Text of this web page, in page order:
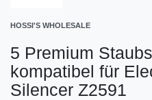
HOSSI'S WHOLESALE
5 Premium
kompatibel für
Silencer Z2591